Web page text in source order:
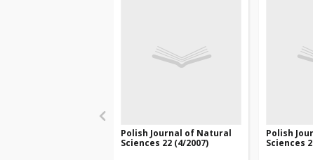
Polish Journal of Natural
Sciences 22 (4/2007)
Polish
Sciences